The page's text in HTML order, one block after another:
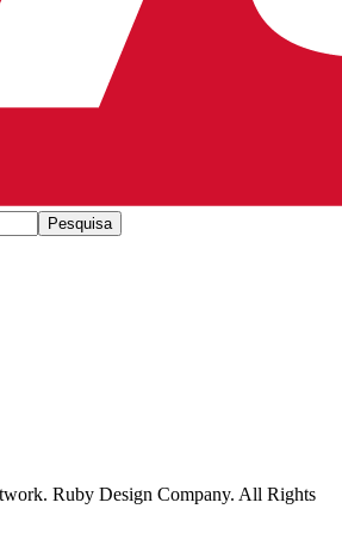
Ruby Design Company. All Rights